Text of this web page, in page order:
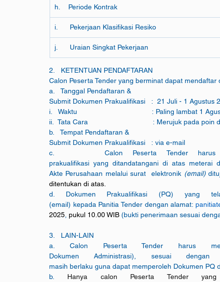
h.    Periode Kontrak
i.      Pekerjaan Klasifikasi Resiko
j.      Uraian Singkat Pekerjaan
2.   KETENTUAN PENDAFTARAN
Calon Peserta Tender yang berminat dapat
a.   Tanggal Pendaftaran &
Submit Dokumen Prakualifikasi   :  21 Juli - 1 Agustus
i.   Waktu                                      : Paling
ii.  Tata Cara                                 : Merujuk pada
b.   Tempat Pendaftaran &
Submit Dokumen Prakualifikasi   : via e-mail
c.     Calon Peserta Tender harus
prakualifikasi yang ditandatangani di atas
Akte Perusahaan melalui surat  elektronik (email)
ditentukan di atas.
d. Dokumen Prakualifikasi (PQ) yang
(email) kepada Panitia Tender dengan alamat:
2025 pukul 10.00 WIB (bukti penerimaan sesuai
3.   LAIN-LAIN
a. Calon Peserta Tender harus
Dokumen Administrasi), sesuai
masih berlaku guna dapat memperoleh Dokumen
b. Hanya calon Peserta Tender